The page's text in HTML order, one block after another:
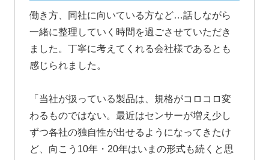
働き方、同社に向いている方など…話しながら
一緒に整理していく時間を過ごさせていただき
ました。丁寧に考えてくれる会社様であるとも
感じられました。
「当社が扱っている製品は、規格がコロコロ変
わるものではない。最近はセンサーが増え少し
ずつ各社の独自性が出せるようになってきたけ
ど、向こう10年・20年はいまの形式も続くと思